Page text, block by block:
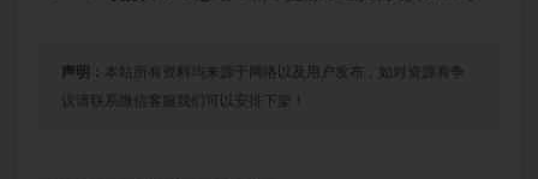
声明： 本站所有资料均来源于网络以及用户发布，如对资源有争
议请联系微信客服我们可以安排下架！